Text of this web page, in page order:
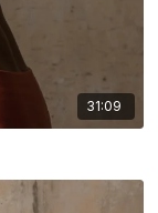
31:09